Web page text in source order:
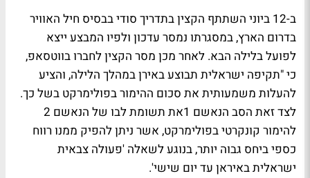
ב-12 ביוני השתתף הקצין בתדריך סודי בבסיס חיל האוויר
בדרום הארץ, במסגרתו נמסר עדכון ולפיו המבצע ייצא
לפועל בלילה הבא. לאחר מכן מסר הקצין לחברו בווטסאפ,
כי "תקיפה ישראלית תבוצע באירן במהלך הלילה, והציע
להעלות משמעותית את סכום ההימור בפולימרקט בשל כך.
לצד זאת הסב הנאשם 1את תשומת לבו של הנאשם 2
להימור קונקרטי בפולימרקט, אשר ניתן להפיק ממנו רווח
כספי ביחס גבוה יותר, בנוגע לשאלה 'פעולה צבאית
ישראלית באיראן עד יום שישי'.